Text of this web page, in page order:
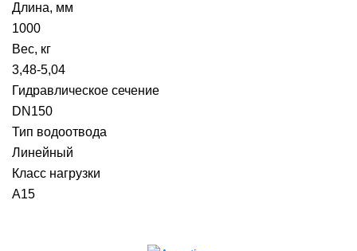
Длина, мм
1000
Вес, кг
3,48-5,04
Гидравлическое сечение
DN150
Тип водоотвода
Линейный
Класс нагрузки
A15